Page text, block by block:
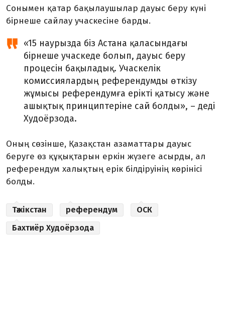
Сонымен қатар бақылаушылар дауыс беру күні
бірнеше сайлау учаскесіне барды.
«15 наурызда біз Астана қаласындағы
бірнеше учаскеде болып, дауыс беру
процесін бақыладық. Учаскелік
комиссиялардың референдумды өткізу
жұмысы референдумға ерікті қатысу және
ашықтық принциптеріне сай болды», – деді
Худоёрзода.
Оның сөзінше, Қазақстан азаматтары дауыс
беруге өз құқықтарын еркін жүзеге асырды, ал
референдум халықтың ерік білдіруінің көрінісі
болды.
Тәжікстан референдум
ОСК
Бахтиёр Худоёрзода